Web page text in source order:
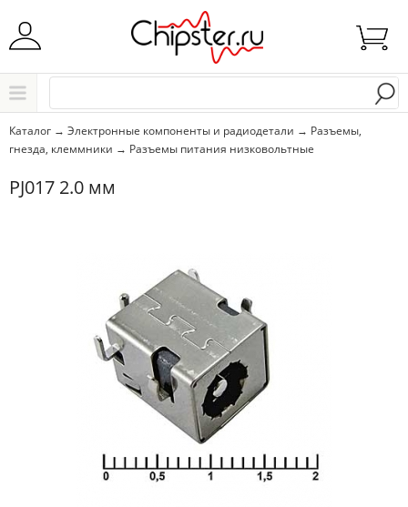
Начните водить название города..
Выбрать
Каталог → Электронные компоненты и радиодетали → Разъемы,
гнезда, клеммники → Разъемы питания низковольтные
PJ017 2.0 мм